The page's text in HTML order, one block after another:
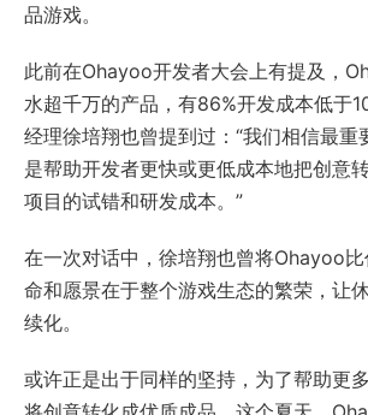
品游戏。
此前在Ohayoo开发者大会上有提及，
水超千万的产品，有86%开发成本低于
经理徐培翔也曾提到过：“我们相信最重
是帮助开发者更快或更低成本地把创意
项目的试错和研发成本。”
在一次对话中，徐培翔也曾将Ohayoo比
命和愿景在于整个游戏生态的繁荣，让
续化。
或许正是出于同样的坚持，为了帮助更